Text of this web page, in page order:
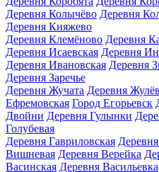
Деревня Колычёво Деревня
Деревня Княжево
Деревня Клемёново Деревня
Деревня Исаевская Деревня
Деревня Ивановская Деревня
Деревня Заречье
Деревня Жучата Деревня
Ефремовская Город Егорьевск
Двойни Деревня Гулынки
Голубевая
Деревня Гавриловская
Вишневая Деревня Верейка
Васинская Деревня Васильевка